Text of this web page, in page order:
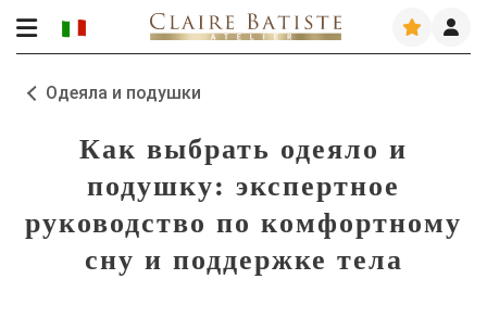
Одеяла и подушки
Как выбрать одеяло и
подушку: экспертное
руководство по комфортному
сну и поддержке тела